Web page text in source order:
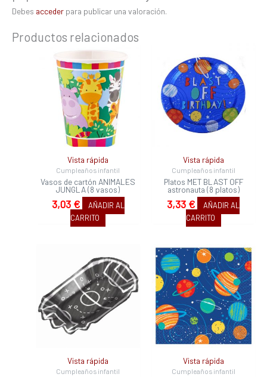
Debes acceder para publicar una valoración.
Productos relacionados
Vista rápida
Cumpleaños infantil
Vasos de cartón ANIMALES
JUNGLA (8 vasos)
3,03 €
AÑADIR AL
CARRITO
Vista rápida
Cumpleaños infantil
Platos MET BLAST OFF
astronauta (8 platos)
3,33 €
AÑADIR AL
CARRITO
Vista rápida
Cumpleaños infantil
Vista rápida
Cumpleaños infantil